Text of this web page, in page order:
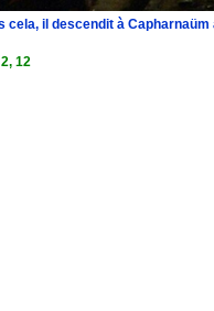
cela, il descendit à
12